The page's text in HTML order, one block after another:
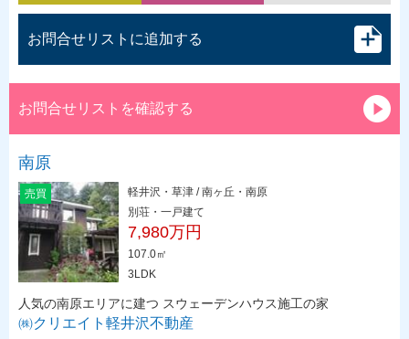
お問合せリストに追加する
お問合せリストを確認する
南原
売買
軽井沢・草津 / 南ヶ丘・南原
別荘・一戸建て
7,980万円
107.0㎡
3LDK
人気の南原エリアに建つ スウェーデンハウス施工の家
㈱クリエイト軽井沢不動産